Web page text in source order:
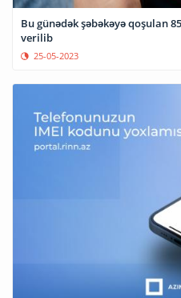
Bu günədək şəbəkəyə qoşulan
verilib
25-05-2023